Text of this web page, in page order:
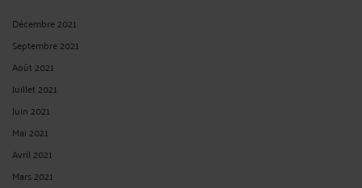
Décembre 2021
Septembre 2021
Août 2021
Juillet 2021
Juin 2021
Mai 2021
Avril 2021
Mars 2021